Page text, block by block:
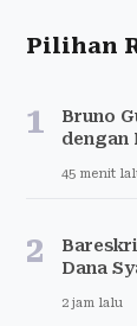
Pilihan
1
Bruno
dengan
45 menit
2
Dana
2 jam lalu